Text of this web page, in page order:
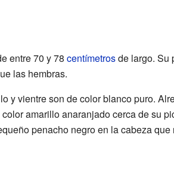
entre 70 y 78 centímetrosde largo. Su
las hembras.
y vientre son de color blanco puro.
amarillo anaranjado cerca de su
penacho negro en la cabeza que